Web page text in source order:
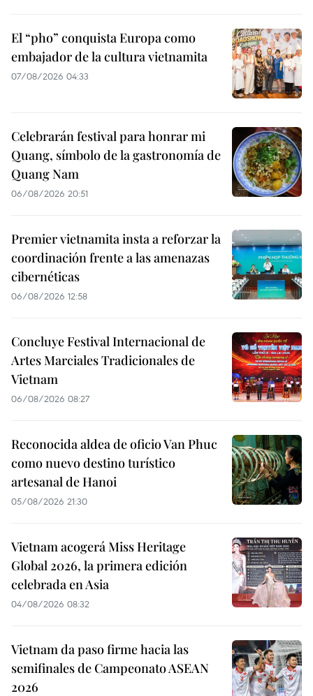
El “pho” conquista Europa como
embajador de la cultura vietnamita
07/08/2026 04:33
Celebrarán festival para honrar mi
Quang, símbolo de la gastronomía de
Quang Nam
06/08/2026 20:51
Premier vietnamita insta a reforzar la
coordinación frente a las amenazas
cibernéticas
06/08/2026 12:58
Concluye Festival Internacional de
Artes Marciales Tradicionales de
Vietnam
06/08/2026 08:27
Reconocida aldea de oficio Van Phuc
como nuevo destino turístico
artesanal de Hanoi
05/08/2026 21:30
Vietnam acogerá Miss Heritage
Global 2026, la primera edición
celebrada en Asia
04/08/2026 08:32
Vietnam da paso firme hacia las
semifinales de Campeonato ASEAN
2026